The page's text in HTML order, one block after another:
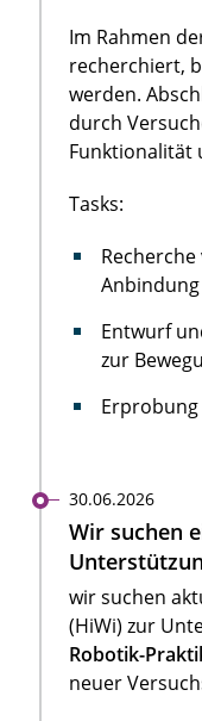
Im Rahmen
recherchiert,
werden.
durch
Funktionalität
Tasks:
Entwurf
zur
30.06.2026
Wir suchen
wir suchen
(HiWi) zur
Robotik-
neuer